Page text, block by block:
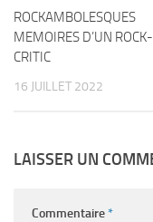
ROCKAMBOLESQUES
MEMOIRES D’UN ROCK-
CRITIC
16 JUILLET 2022
LAISSER UN
Commentaire*